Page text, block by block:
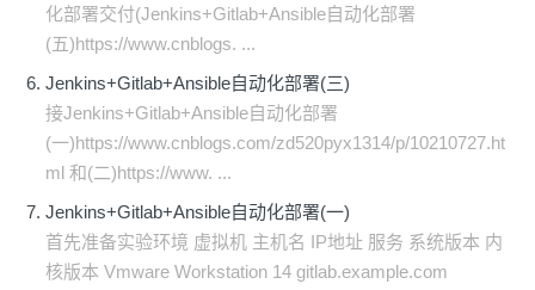
化部署交付(Jenkins+Gitlab+Ansible自动化部署
(五)https://www.cnblogs. ...
Jenkins+Gitlab+Ansible自动化部署(三)
接Jenkins+Gitlab+Ansible自动化部署
(一)https://www.cnblogs.com/zd520pyx1314/p/10210727.ht
ml 和(二)https://www. ...
Jenkins+Gitlab+Ansible自动化部署(一)
首先准备实验环境 虚拟机 主机名 IP地址 服务 系统版本 内
核版本 Vmware Workstation 14 gitlab.example.com